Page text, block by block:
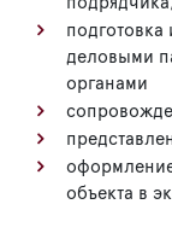
деловыми
органами
объекта в